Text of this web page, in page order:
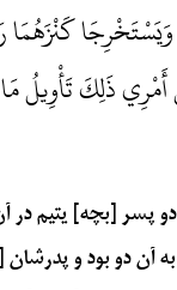
وَيَسْتَخْرِجَا
ذَلِكَ تَأْوِيلُ
دو پسر [بچه] يتيم در
آن دو بود و پدرشان